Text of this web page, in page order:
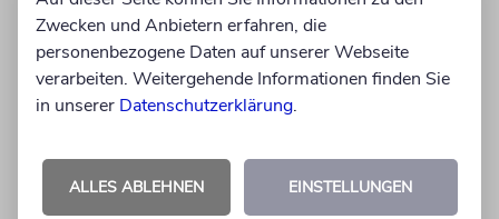
Zwecken und Anbietern erfahren, die
personenbezogene Daten auf unserer Webseite
verarbeiten. Weitergehende Informationen finden Sie
in unserer Datenschutzerklärung.
ALLES ABLEHNEN EINSTELLUNGEN